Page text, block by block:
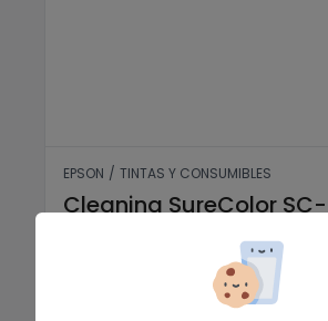
EPSON / TINTAS Y CONSUMIBLES
Cleaning SureColor SC-